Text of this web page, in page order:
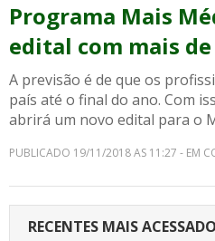
Programa Mais
edital com mais
A previsão é de que os
país até o final do ano. Com
abrirá um novo edital para o
PUBLICADO 19/11/2018 AS 11:27 - EM
RECENTES MAIS